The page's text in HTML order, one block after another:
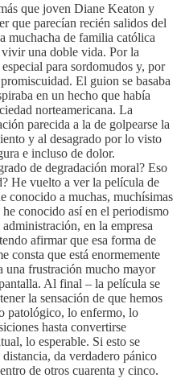
que joven Diane Keaton y
que parecían recién salidos del
muchacha de familia católica
una doble vida. Por la
para sordomudos y, por
El guion se basaba
en un hecho que había
norteamericana. La
parecida a la de golpearse la
y al desagrado por lo visto
e incluso de dolor.
de degradación moral? Eso
He vuelto a ver la película de
conocido a muchas, muchísimas
conocido así en el periodismo
en la empresa
afirmar que esa forma de
consta que está enormemente
una frustración mucho mayor
Al final – la película se
la sensación de que hemos
patológico, lo enfermo, lo
hasta convertirse
lo esperable. Si esto se
da verdadero pánico
de otros cuarenta y cinco.